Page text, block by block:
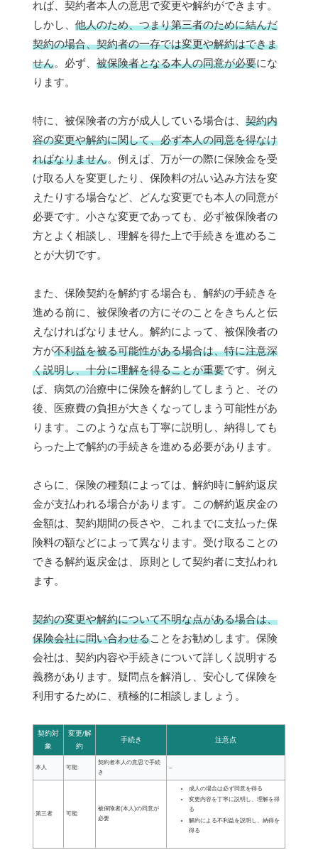
れば、契約者本人の意思で変更や解約ができます。
しかし、 他人のため、つまり第三者のために結んだ
契約の場合、契約者の一存では変更や解約はできま
せん。必ず、 被保険者となる本人の同意が必要にな
ります。
特に、被保険者の方が成人している場合は、 契約内
容の変更や解約に関して、必ず本人の同意を得なけ
ればなりません。例えば、万が一の際に保険金を受
け取る人を変更したり、保険料の払い込み方法を変
えたりする場合など、どんな変更でも本人の同意が
必要です。小さな変更であっても、必ず被保険者の
方とよく相談し、理解を得た上で手続きを進めるこ
とが大切です。
また、保険契約を解約する場合も、解約の手続きを
進める前に、被保険者の方にそのことをきちんと伝
えなければなりません。解約によって、被保険者の
方が不利益を被る可能性がある場合は、特に注意深
く説明し、十分に理解を得ることが重要です。例え
ば、病気の治療中に保険を解約してしまうと、その
後、医療費の負担が大きくなってしまう可能性があ
ります。このような点も丁寧に説明し、納得しても
らった上で解約の手続きを進める必要があります。
さらに、保険の種類によっては、解約時に解約返戻
金が支払われる場合があります。この解約返戻金の
金額は、契約期間の長さや、これまでに支払った保
険料の額などによって異なります。受け取ることの
できる解約返戻金は、原則として契約者に支払われ
ます。
契約の変更や解約について不明な点がある場合は、
保険会社に問い合わせることをお勧めします。保険
会社は、契約内容や手続きについて詳しく説明する
義務があります。疑問点を解消し、安心して保険を
利用するために、積極的に相談しましょう。
契約対
象
変更/解
約
手続き 注意点
本人 可能
契約者本人の意思で手続
き
–
第三者 可能
被保険者(本人)の同意が
必要
成人の場合は必ず同意を得る
変更内容を丁寧に説明し、理解を得
る
解約による不利益を説明し、納得を
得る